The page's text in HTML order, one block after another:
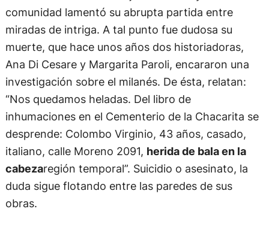
comunidad lamentó su abrupta partida entre
miradas de intriga. A tal punto fue dudosa su
muerte, que hace unos años dos historiadoras,
Ana Di Cesare y Margarita Paroli, encararon una
investigación sobre el milanés. De ésta, relatan:
“Nos quedamos heladas. Del libro de
inhumaciones en el Cementerio de la Chacarita se
desprende: Colombo Virginio, 43 años, casado,
italiano, calle Moreno 2091, herida de bala en la
cabezaregión temporal”. Suicidio o asesinato, la
duda sigue flotando entre las paredes de sus
obras.